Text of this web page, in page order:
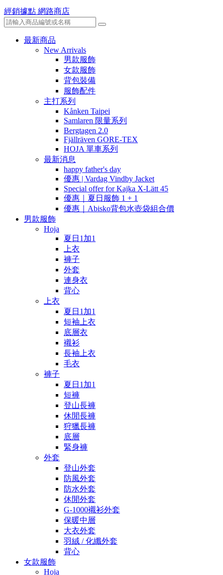
經銷據點 網路商店
最新商品
New Arrivals
男款服飾
女款服飾
背包裝備
服飾配件
主打系列
Kånken Taipei
Samlaren 限量系列
Bergtagen 2.0
Fjällräven GORE-TEX
HOJA 單車系列
最新消息
happy father's day
優惠 | Vardag Vindby Jacket
Special offer for Kajka X-Lätt 45
優惠｜夏日服飾 1 + 1
優惠｜Abisko背包水壺袋組合價
男款服飾
Hoja
夏日1加1
上衣
褲子
外套
連身衣
背心
上衣
夏日1加1
短袖上衣
底層衣
襯衫
長袖上衣
毛衣
褲子
夏日1加1
短褲
登山長褲
休閒長褲
狩獵長褲
底層
緊身褲
外套
登山外套
防風外套
防水外套
休閒外套
G-1000襯衫外套
保暖中層
大衣外套
羽絨 / 化纖外套
背心
女款服飾
Hoja